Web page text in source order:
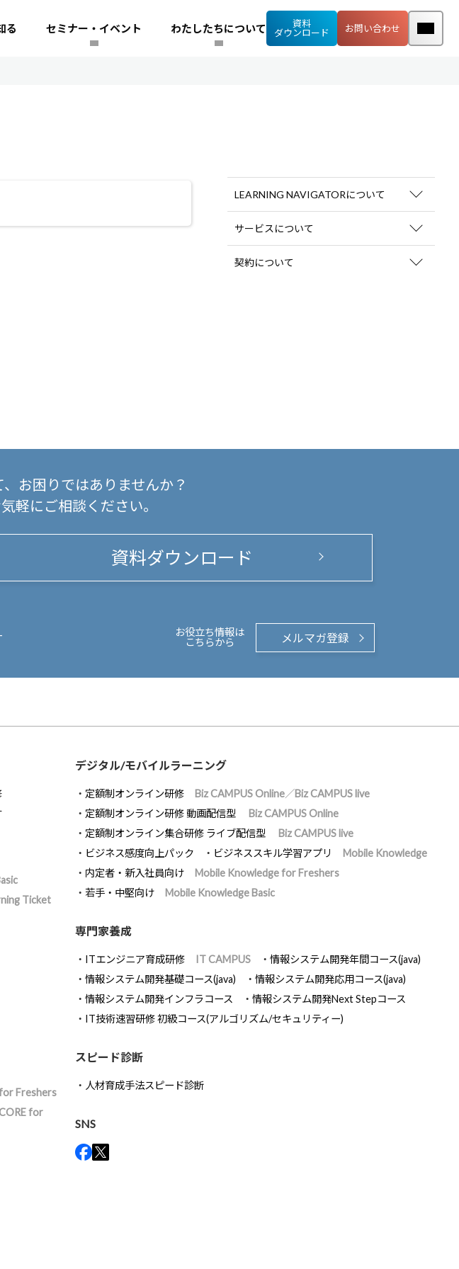
る セミナー・イベント わたしたちについて
資料
ダウンロード
お問い合わせ
LEARNING NAVIGATORについて
ログインID・パスワード
サービスについて
会場型研修
モバイルラーニング
アセスメントサービス
契約について
お困りではありませんか？
軽にご相談ください。
資料ダウンロード
お役立ち情報は
こちらから
メルマガ登録
Ticket
Freshers
for
デジタル/モバイルラーニング
定額制オンライン研修
Biz CAMPUS Online／Biz CAMPUS live
定額制オンライン研修 動画配信型
Biz CAMPUS Online
定額制オンライン集合研修 ライブ配信型
Biz CAMPUS live
ビジネス感度向上パック
ビジネススキル学習アプリ
Mobile Knowledge
内定者・新入社員向け
Mobile Knowledge for Freshers
若手・中堅向け
Mobile Knowledge Basic
専門家養成
ITエンジニア育成研修 IT CAMPUS
情報システム開発年間コース(java)
情報システム開発基礎コース(java)
情報システム開発応用コース(java)
情報システム開発インフラコース
情報システム開発Next Stepコース
IT技術速習研修 初級コース(アルゴリズム/セキュリティー)
スピード診断
人材育成手法スピード診断
SNS